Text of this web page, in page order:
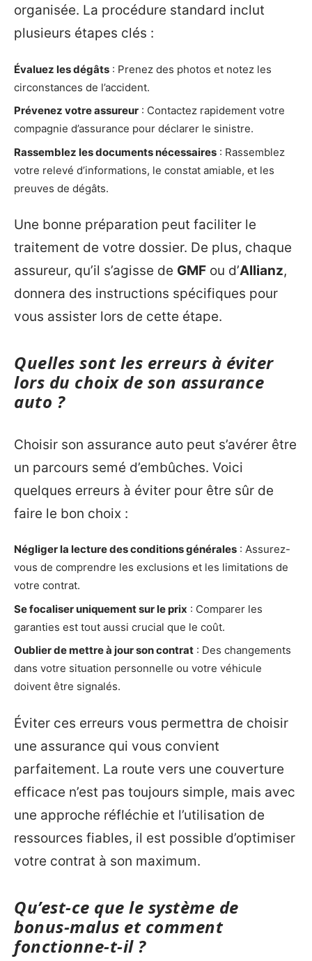
organisée. La procédure standard inclut
plusieurs étapes clés :
Évaluez les dégâts : Prenez des photos et notez les
circonstances de l’accident.
Prévenez votre assureur : Contactez rapidement votre
compagnie d’assurance pour déclarer le sinistre.
Rassemblez les documents nécessaires : Rassemblez
votre relevé d’informations, le constat amiable, et les
preuves de dégâts.
Une bonne préparation peut faciliter le
traitement de votre dossier. De plus, chaque
assureur, qu’il s’agisse de GMF ou d’Allianz,
donnera des instructions spécifiques pour
vous assister lors de cette étape.
Quelles sont les erreurs à éviter
lors du choix de son assurance
auto ?
Choisir son assurance auto peut s’avérer être
un parcours semé d’embûches. Voici
quelques erreurs à éviter pour être sûr de
faire le bon choix :
Négliger la lecture des conditions générales : Assurez-
vous de comprendre les exclusions et les limitations de
votre contrat.
Se focaliser uniquement sur le prix : Comparer les
garanties est tout aussi crucial que le coût.
Oublier de mettre à jour son contrat : Des changements
dans votre situation personnelle ou votre véhicule
doivent être signalés.
Éviter ces erreurs vous permettra de choisir
une assurance qui vous convient
parfaitement. La route vers une couverture
efficace n’est pas toujours simple, mais avec
une approche réfléchie et l’utilisation de
ressources fiables, il est possible d’optimiser
votre contrat à son maximum.
Qu’est-ce que le système de
bonus-malus et comment
fonctionne-t-il ?